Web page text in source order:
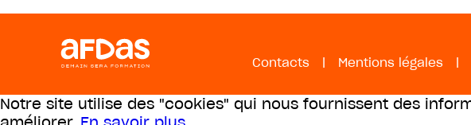
Contacts | Mentions légales |
Notre site utilise des "cookies" qui nous fournissent des